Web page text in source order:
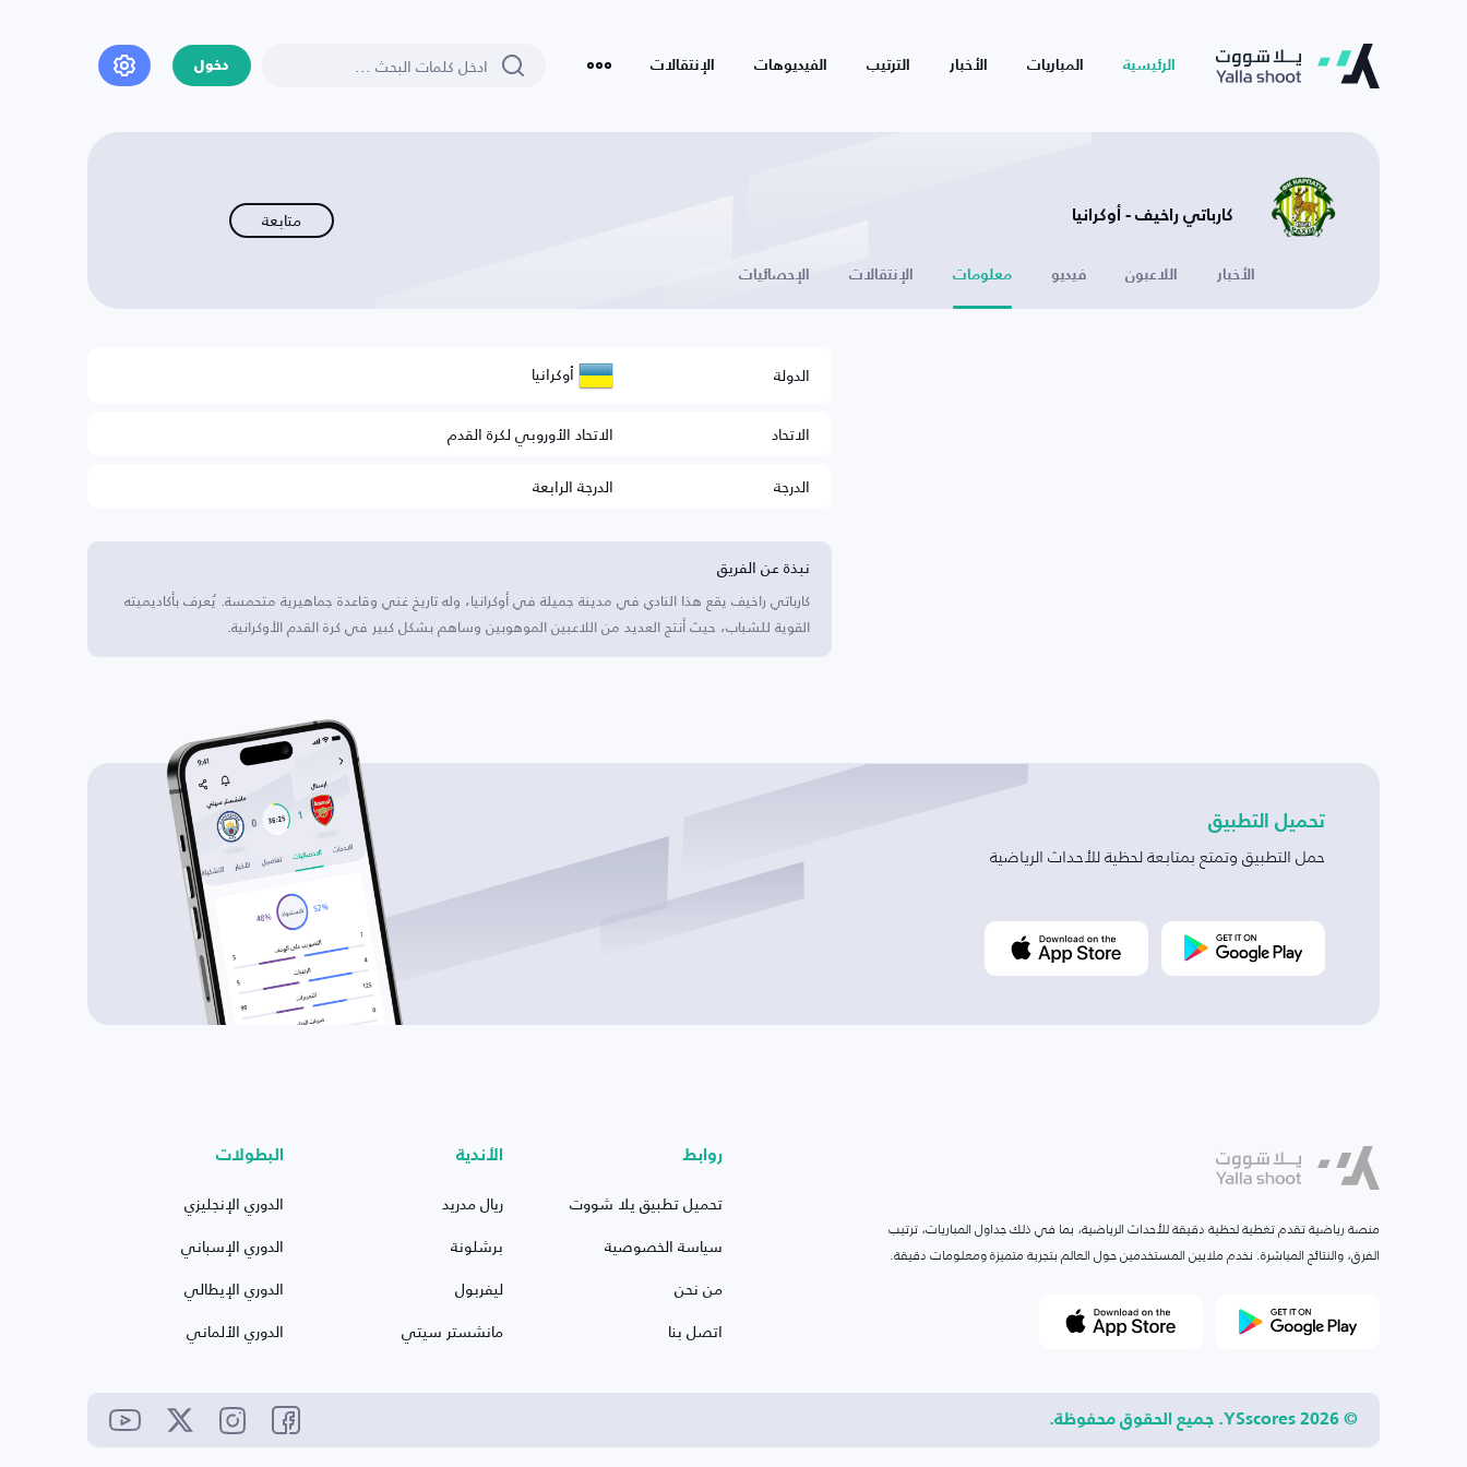
الرئيسية المباريات الأخبار الترتيب الفيديوهات الإنتقالات دخول
كارباتي راخيف - أوكرانيا متابعة
الأخبار اللاعبون فيديو معلومات الإنتقالات الإحصائيات
الدولة أوكرانيا
الاتحاد
الاتحاد الأوروبي لكرة القدم
الدرجة
الدرجة الرابعة
نبذة عن الفريق
كارباتي راخيف يقع هذا النادي في مدينة جميلة في أوكرانيا، وله تاريخ غني وقاعدة جماهيرية متحمسة. يُعرف بأكاديميته
القوية للشباب، حيث أنتج العديد من اللاعبين الموهوبين وساهم بشكل كبير في كرة القدم الأوكرانية.
تحميل التطبيق
حمل التطبيق وتمتع بمتابعة لحظية للأحداث الرياضية
منصة رياضية تقدم تغطية لحظية دقيقة للأحداث الرياضية، بما في ذلك جداول المباريات، ترتيب
الفرق، والنتائج المباشرة. نخدم ملايين المستخدمين حول العالم بتجربة متميزة ومعلومات دقيقة.
روابط
تحميل تطبيق يلا شووت
سياسة الخصوصية
من نحن
اتصل بنا
الأندية
ريال مدريد
برشلونة
ليفربول
مانشستر سيتي
البطولات
الدوري الإنجليزي
الدوري الإسباني
الدوري الإيطالي
الدوري الألماني
© 2026 YSscores. جميع الحقوق محفوظة.